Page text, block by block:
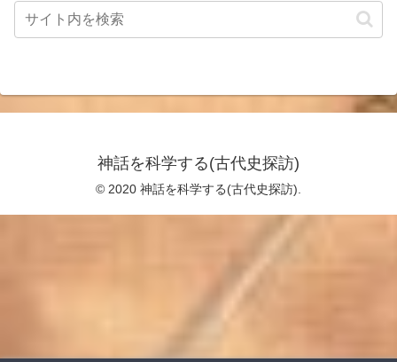
神話を科学する(古代史探訪)
© 2020 神話を科学する(古代史探訪).